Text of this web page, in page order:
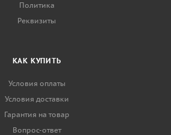
Политика
Реквизиты
КАК КУПИТЬ
Условия оплаты
Условия доставки
Гарантия на товар
Вопрос-ответ